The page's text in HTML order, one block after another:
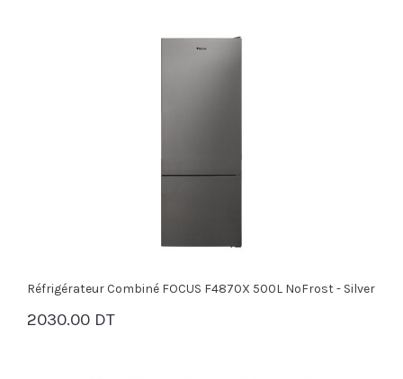
Réfrigérateur Combiné FOCUS F4870X 500L NoFrost - Silver
2030.00 DT
PANIER